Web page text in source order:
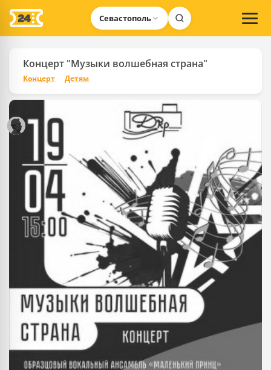
Севастополь
Концерт "Музыки волшебная страна"
Концерт Детям